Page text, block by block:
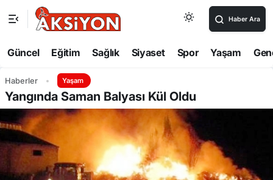
Haber Ara
Güncel Eğitim Sağlık Siyaset Spor Yaşam
Haberler Yaşam
Yangında Saman Balyası Kül Oldu